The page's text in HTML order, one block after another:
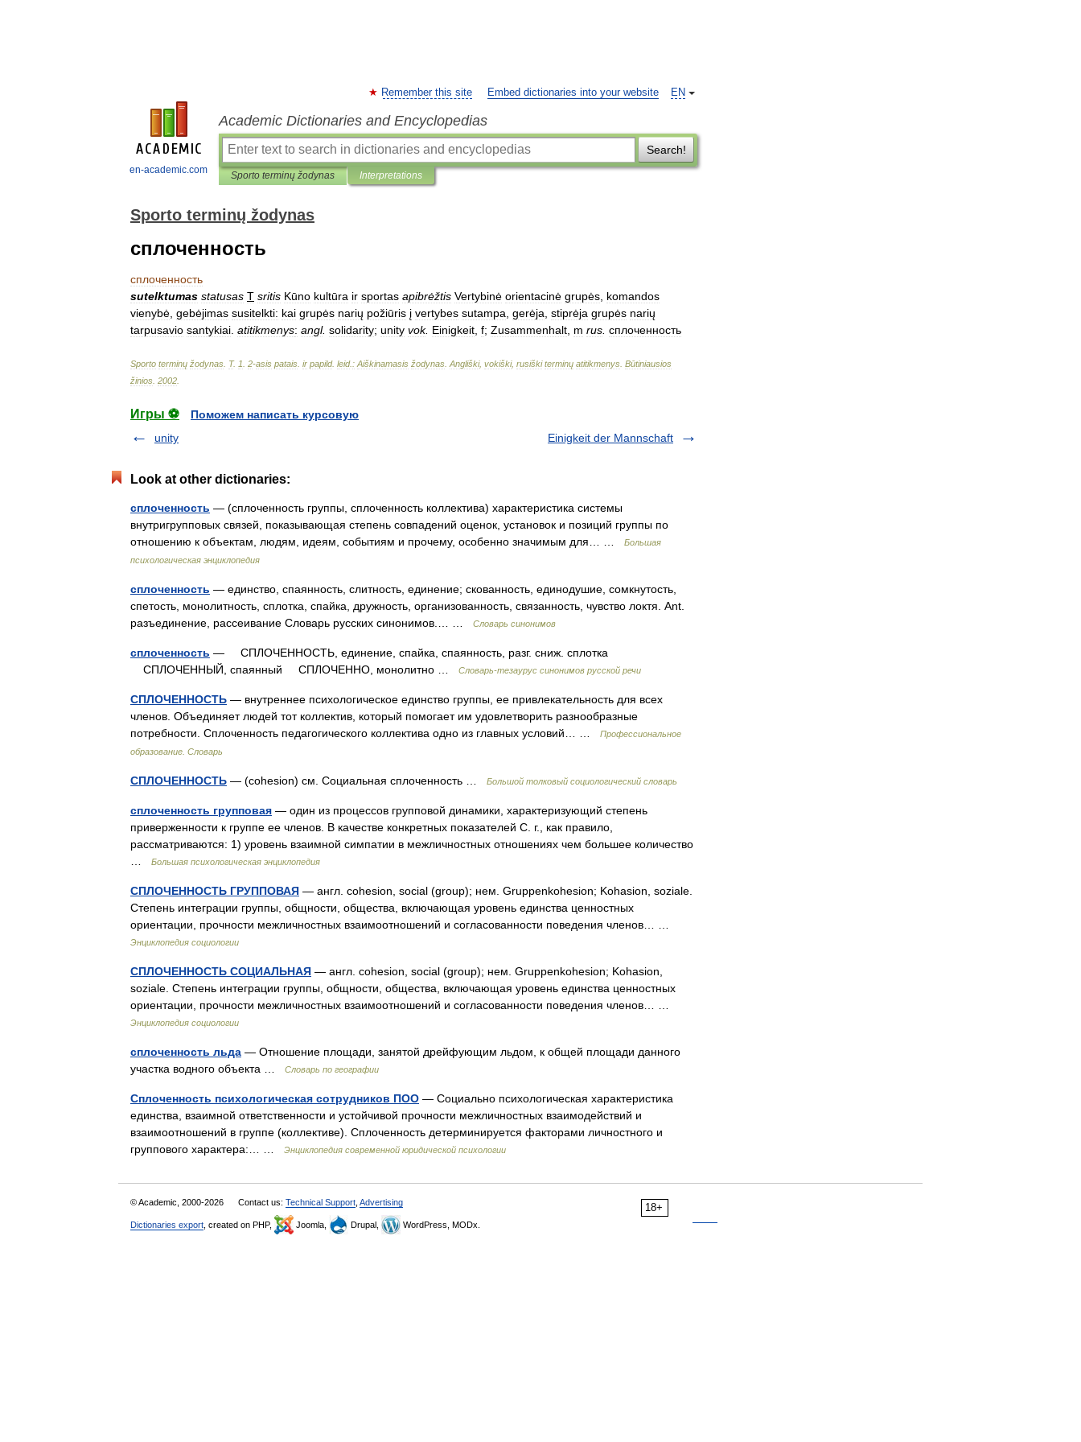
en-academic.com
EN
Remember this site Embed dictionaries into your website
Academic Dictionaries and Encyclopedias
Search!
Sporto terminų žodynas Interpretations
Sporto terminų žodynas
сплоченность
сплоченность
sutelktumas statusas T sritis Kūno kultūra ir sportas apibrėžtis Vertybinė orientacinė grupės komandos
vienybė gebėjimas susitelkti: kai grupės narių požiūris į vertybes sutampa gerėja stiprėja grupės narių
tarpusavio santykiai atitikmenys: angl. solidarity; unity vok. Einigkeit f; Zusammenhalt m rus сплоченность
Sporto terminų žodynas T. 1 2-asis patais ir papild. leid. : Aiškinamasis žodynas Angliški, vokiški, rusiški terminų atitikmenys Būtiniausios
žinios 2002
Игры ⚽
Поможем написать курсовую
unity
Einigkeit der Mannschaft
Look at other dictionaries:
сплоченность — (сплоченность группы, сплоченность коллектива) характеристика системы
внутригрупповых связей, показывающая степень совпадений оценок, установок и позиций группы по
отношению к объектам, людям, идеям, событиям и прочему, особенно значимым для… …
Большая
психологическая энциклопедия
сплоченность — единство, спаянность, слитность, единение; скованность, единодушие, сомкнутость,
спетость, монолитность, сплотка, спайка, дружность, организованность, связанность, чувство локтя. Ant.
разъединение, рассеивание Словарь русских синонимов.… …
Словарь синонимов
сплоченность — СПЛОЧЕННОСТЬ, единение, спайка, спаянность, разг. сниж. сплотка
СПЛОЧЕННЫЙ, спаянный СПЛОЧЕННО, монолитно …
Словарь-тезаурус синонимов русской речи
СПЛОЧЕННОСТЬ — внутреннее психологическое единство группы, ее привлекательность для всех
членов. Объединяет людей тот коллектив, который помогает им удовлетворить разнообразные
потребности. Сплоченность педагогического коллектива одно из главных условий… …
Профессиональное
образование. Словарь
СПЛОЧЕННОСТЬ — (cohesion) см. Социальная сплоченность … Большой толковый социологический словарь
сплоченность групповая — один из процессов групповой динамики, характеризующий степень
приверженности к группе ее членов. В качестве конкретных показателей С. г., как правило,
рассматриваются: 1) уровень взаимной симпатии в межличностных отношениях чем большее количество
Большая психологическая энциклопедия
СПЛОЧЕННОСТЬ ГРУППОВАЯ — англ. cohesion, social (group); нем. Gruppenkohesion; Kohasion, soziale.
Степень интеграции группы, общности, общества, включающая уровень единства ценностных
ориентации, прочности межличностных взаимоотношений и согласованности поведения членов… …
Энциклопедия социологии
СПЛОЧЕННОСТЬ СОЦИАЛЬНАЯ — англ. cohesion, social (group); нем. Gruppenkohesion; Kohasion,
soziale. Степень интеграции группы, общности, общества, включающая уровень единства ценностных
ориентации, прочности межличностных взаимоотношений и согласованности поведения членов… …
Энциклопедия социологии
сплоченность льда — Отношение площади, занятой дрейфующим льдом, к общей площади данного
участка водного объекта …
Словарь по географии
Сплоченность психологическая сотрудников ПОО — Социально психологическая характеристика
единства, взаимной ответственности и устойчивой прочности межличностных взаимодействий и
взаимоотношений в группе (коллективе). Сплоченность детерминируется факторами личностного и
группового характера:… …
Энциклопедия современной юридической психологии
18+
© Academic, 2000-2026 Contact us: Technical Support Advertising
Dictionaries export , created on PHP, Joomla, Drupal, WordPress, MODx.